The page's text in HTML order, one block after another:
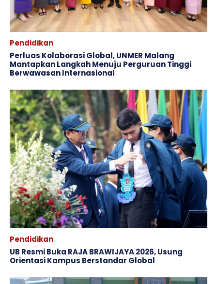
Pendidikan
Perluas Kolaborasi Global, UNMER Malang
Mantapkan Langkah Menuju Perguruan Tinggi
Berwawasan Internasional
Pendidikan
​UB Resmi Buka RAJA BRAWIJAYA 2026, Usung
Orientasi Kampus Berstandar Global